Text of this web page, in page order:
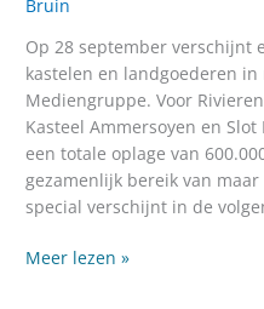
Bruin
Op 28 september verschijnt
kastelen en landgoederen
Mediengruppe. Voor
Kasteel Ammersoyen en
een totale oplage van
gezamenlijk bereik van
special verschijnt in de
1,6
miljoen
Duitse
lezers
Meer lezen »